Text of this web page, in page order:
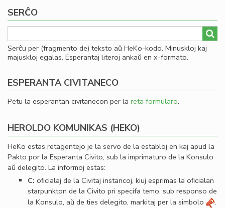
SERĈO
Serĉu per (fragmento de) teksto aŭ HeKo-kodo. Minuskloj kaj
majuskloj egalas. Esperantaj literoj ankaŭ en x-formato.
ESPERANTA CIVITANECO
Petu la esperantan civitanecon per la reta formularo.
HEROLDO KOMUNIKAS (HEKO)
HeKo estas retagentejo je la servo de la establoj en kaj apud la
Pakto por la Esperanta Civito, sub la imprimaturo de la Konsulo
aŭ delegito. La informoj estas:
C: oﬁcialaj de la Civitaj instancoj, kiuj esprimas la oﬁcialan
starpunkton de la Civito pri specifa temo, sub responso de
la Konsulo, aŭ de ties delegito, markitaj per la simbolo
.